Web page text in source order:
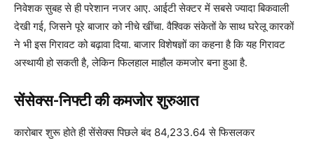
निवेशक सुबह से ही परेशान नजर आए. आईटी सेक्टर में सबसे ज्यादा बिकवाली
देखी गई, जिसने पूरे बाजार को नीचे खींचा. वैश्विक संकेतों के साथ घरेलू कारकों
ने भी इस गिरावट को बढ़ावा दिया. बाजार विशेषज्ञों का कहना है कि यह गिरावट
अस्थायी हो सकती है, लेकिन फिलहाल माहौल कमजोर बना हुआ है.
सेंसेक्स-निफ्टी की कमजोर शुरुआत
कारोबार शुरू होते ही सेंसेक्स पिछले बंद 84,233.64 से फिसलकर